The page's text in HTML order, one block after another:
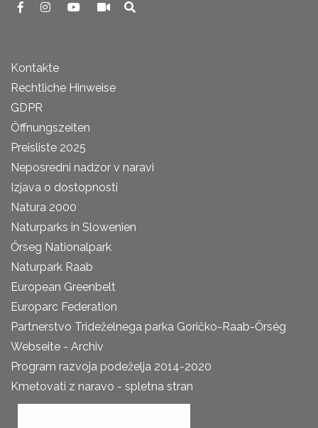
Kontakte
Rechtliche Hinweise
GDPR
Öffnungszeiten
Preisliste 2025
Neposredni nadzor v naravi
Izjava o dostopnosti
Natura 2000
Naturparks in Slowenien
Őrseg Nationalpark
Naturpark Raab
European Greenbelt
Europarc Federation
Partnerstvo Trideželnega parka Goričko-Raab-Őrség
Webseite - Archiv
Program razvoja podeželja 2014-2020
Kmetovati z naravo - spletna stran